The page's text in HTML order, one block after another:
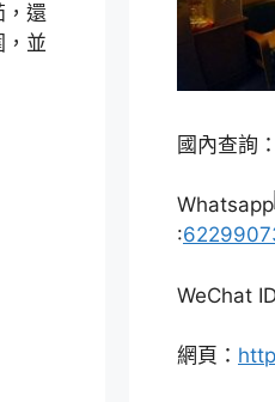
，還
，並
國內查詢：
Whatsapp
:
WeChat
網頁：